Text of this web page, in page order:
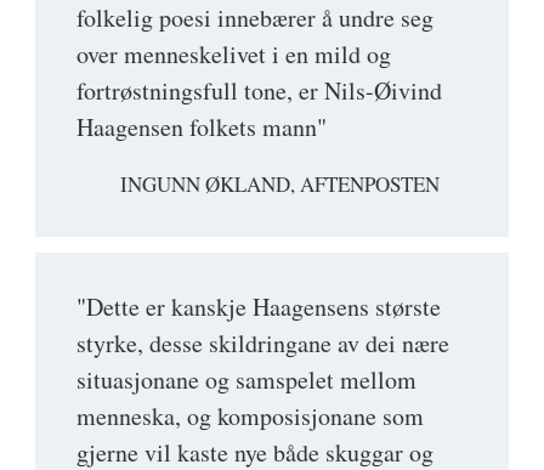
folkelig poesi innebærer å undre seg
over menneskelivet i en mild og
fortrøstningsfull tone, er Nils-Øivind
Haagensen folkets mann"
INGUNN ØKLAND, AFTENPOSTEN
"Dette er kanskje Haagensens største
styrke, desse skildringane av dei nære
situasjonane og samspelet mellom
menneska, og komposisjonane som
gjerne vil kaste nye både skuggar og